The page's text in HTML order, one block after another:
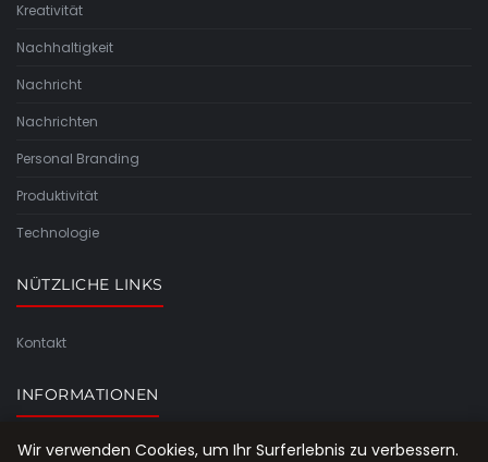
Kreativität
Nachhaltigkeit
Nachricht
Nachrichten
Personal Branding
Produktivität
Technologie
NÜTZLICHE LINKS
Kontakt
INFORMATIONEN
Seitenübersicht
Wir verwenden Cookies, um Ihr Surferlebnis zu verbessern.